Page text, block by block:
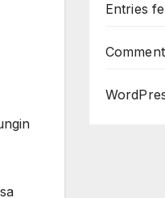
Entries